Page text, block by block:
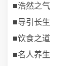
■浩然之气
■导引长生
■饮食之道
■名人养生